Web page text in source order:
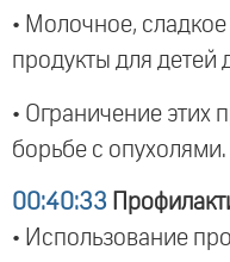
• Молочное,
продукты для детей
• Ограничение этих
борьбе с опухолями.
00:40:33
• Использование